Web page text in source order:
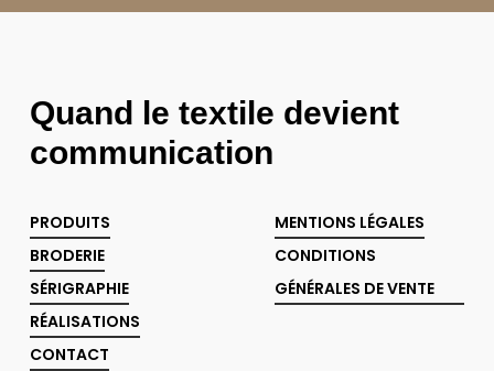
Quand le textile devient
communication
PRODUITS
BRODERIE
SÉRIGRAPHIE
RÉALISATIONS
CONTACT
MENTIONS LÉGALES
CONDITIONS
GÉNÉRALES DE VENTE